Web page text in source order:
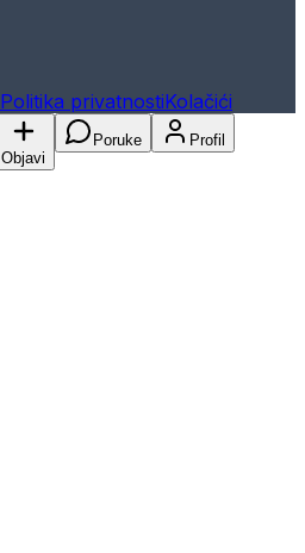
Politika privatnostiKolačići
Objavi
Poruke Profil